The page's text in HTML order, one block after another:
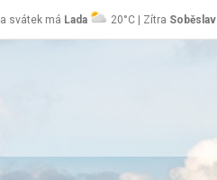
a svátek má Lada 20°C | Zítra Soběslav